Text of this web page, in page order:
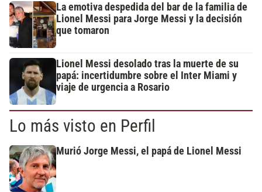
La emotiva despedida del bar de la familia de
Lionel Messi para Jorge Messi y la decisión
que tomaron
Lionel Messi desolado tras la muerte de su
papá: incertidumbre sobre el Inter Miami y
viaje de urgencia a Rosario
Lo más visto en Perfil
Murió Jorge Messi, el papá de Lionel Messi